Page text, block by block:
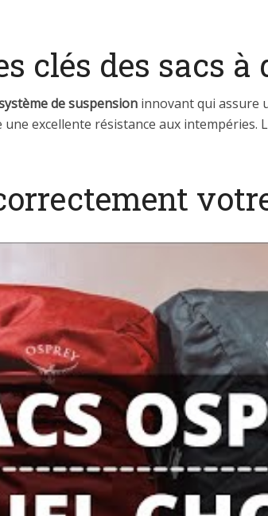
clés des sacs à
de suspension innovant qui assure
excellente résistance aux